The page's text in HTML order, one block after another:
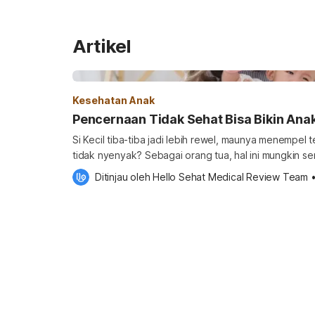
Artikel
Kesehatan Anak
Pencernaan Tidak Sehat Bisa Bikin
Si Kecil tiba-tiba jadi lebih rewel, maunya menempel
tidak nyenyak? Sebagai orang tua, hal ini mungkin
manja” atau “lagi GTM”. Padahal, tanda-tanda tersebut bisa saja berkaitan dengan
kondisi pencernaan si Kecil yang sedang kurang
Ditinjau oleh Hello Sehat Medical Review Team